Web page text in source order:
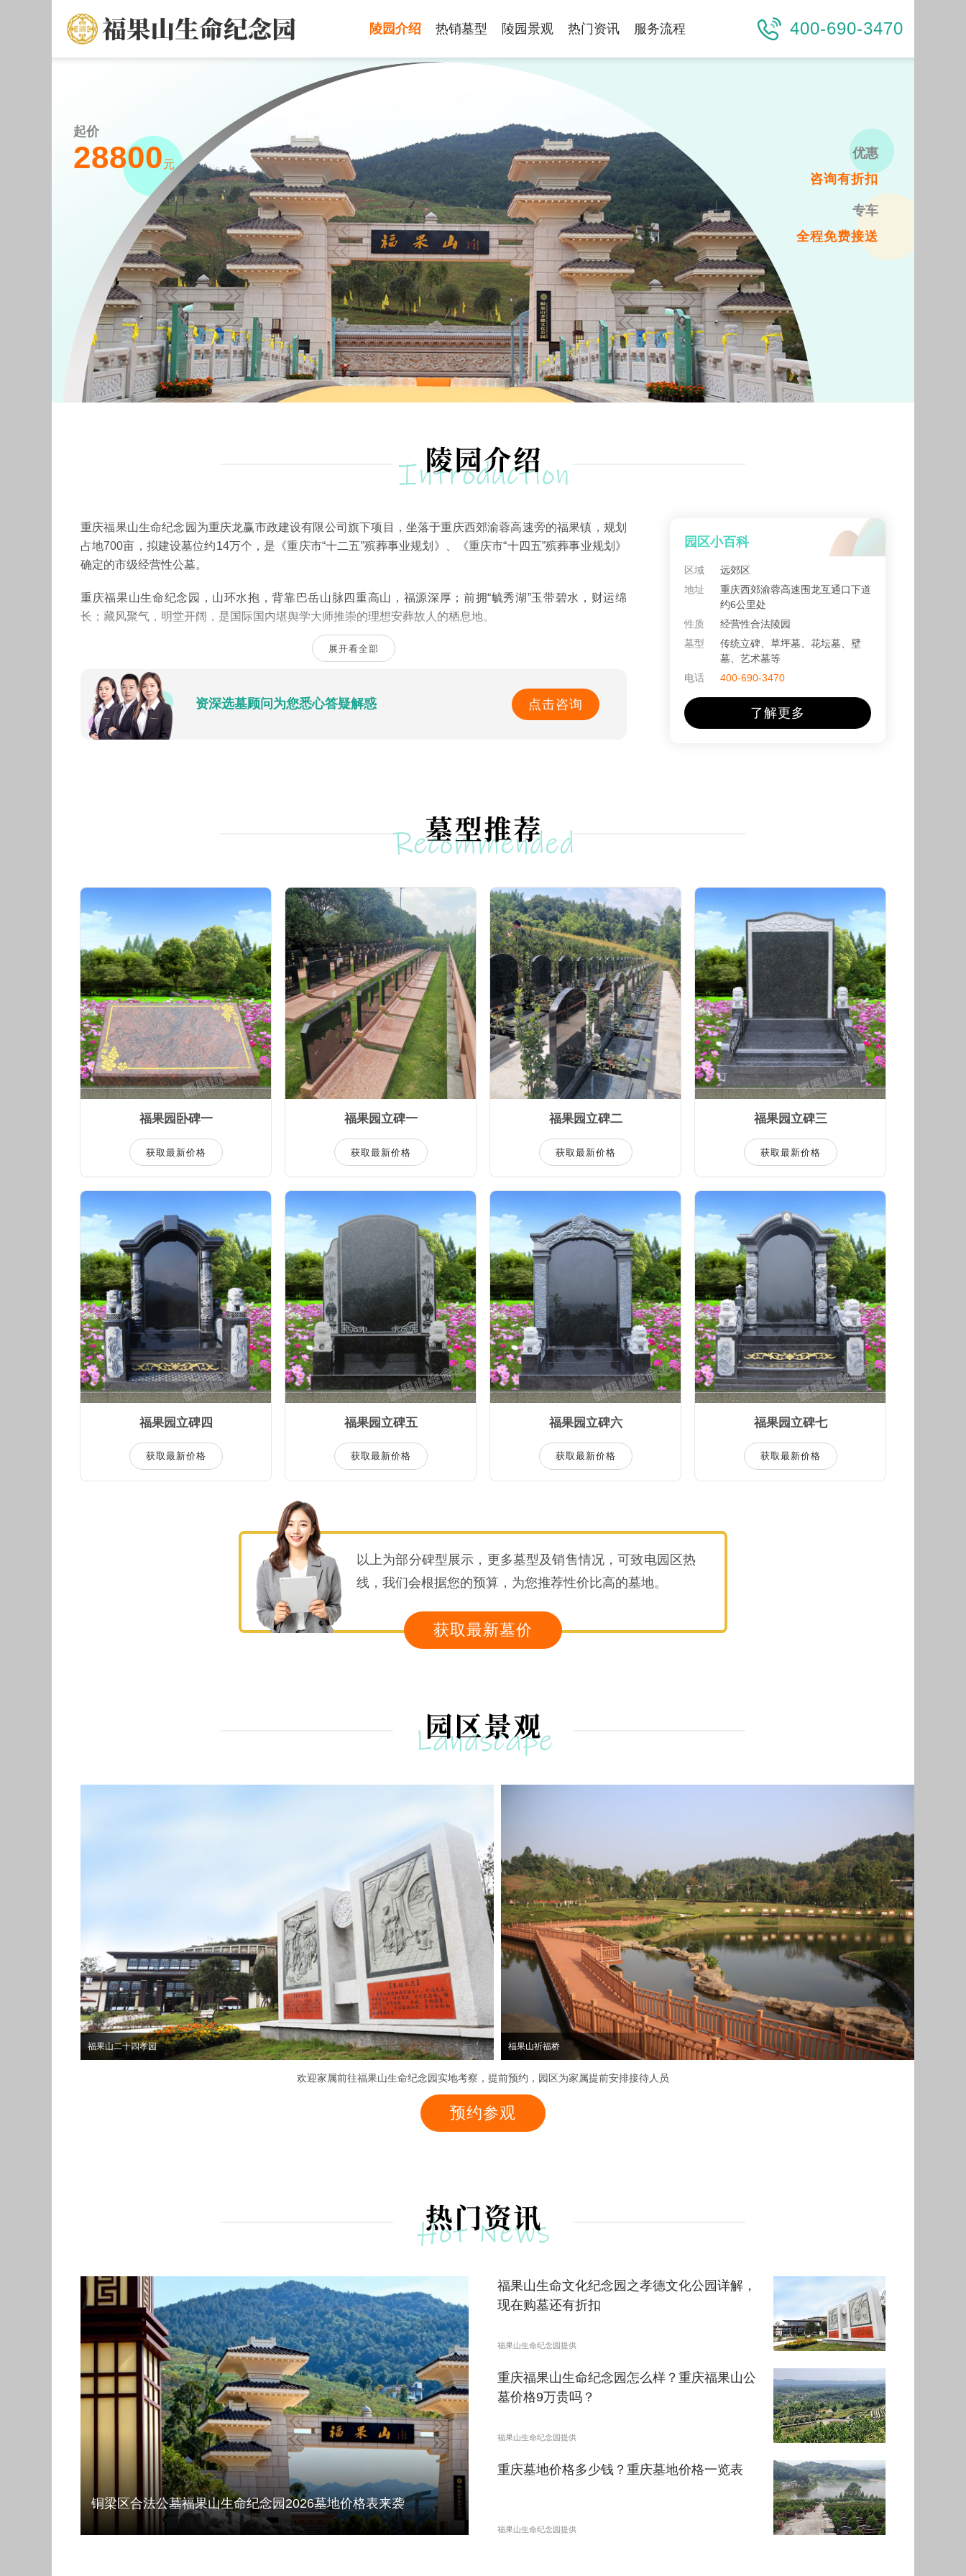
陵园介绍 热销墓型 陵园景观 热门资讯 服务流程 400-690-3470
优惠
咨询有折扣
起价
28800
专车
全程免费接送
重庆福果山生命纪念园为重庆龙赢市政建设有限公司旗下项目，坐落于重庆西郊渝蓉高速旁的福果镇，规划
占地700亩，拟建设墓位约14万个，是《重庆市“十二五”殡葬事业规划》、《重庆市“十四五”殡葬事业规划》
确定的市级经营性公墓。
重庆福果山生命纪念园，山环水抱，背靠巴岳山脉四重高山，福源深厚；前拥“毓秀湖”玉带碧水，财运绵
长；藏风聚气，明堂开阔，是国际国内堪舆学大师推崇的理想安葬故人的栖息地。
以国内遥遥领先为目标，打造中国西部地区的孝德文化风景区——福果山孝德文化公园，成为弘扬生命纪念
资深选墓顾问为您悉心答疑解惑 点击咨询
园区小百科
区域
远郊区
地址
重庆西郊渝蓉高速围龙互通口下道
约6公里处
性质
经营性合法陵园
墓型
传统立碑、草坪墓、花坛墓、壁
墓、艺术墓等
电话
400-690-3470
了解更多
福果园卧碑一
获取最新价格
福果园立碑一
获取最新价格
福果园立碑二
获取最新价格
福果园立碑三
获取最新价格
福果园立碑四
获取最新价格
福果园立碑五
获取最新价格
福果园立碑六
获取最新价格
福果园立碑七
获取最新价格
以上为部分碑型展示，更多墓型及销售情况，可致电园区热
线，我们会根据您的预算，为您推荐性价比高的墓地。
获取最新墓价
福果山祈福桥 毓秀湖
欢迎家属前往福果山生命纪念园实地考察，提前预约，园区为家属提前安排接待人员
预约参观
铜梁区合法公墓福果山生命纪念园2026墓地价格表来袭
福果山生命文化纪念园之孝德文化公园详解，
现在购墓还有折扣
福果山生命纪念园提供
重庆福果山生命纪念园怎么样？重庆福果山公
墓价格9万贵吗？
福果山生命纪念园提供
重庆墓地价格多少钱？重庆墓地价格一览表
福果山生命纪念园提供